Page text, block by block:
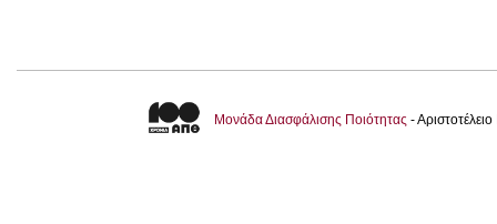
Μονάδα Διασφάλισης Ποιότητας -